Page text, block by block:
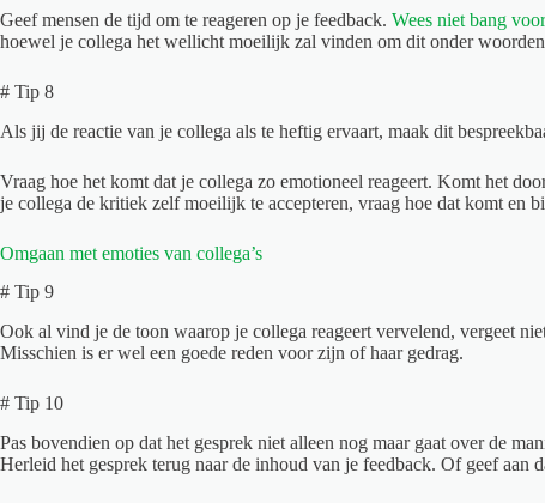
Geef mensen de tijd om te reageren op je feedback. Wees niet bang
hoewel je collega het wellicht moeilijk zal vinden om dit onder
# Tip 8
Als jij de reactie van je collega als te heftig ervaart, maak dit
Vraag hoe het komt dat je collega zo emotioneel reageert. Komt het
je collega de kritiek zelf moeilijk te accepteren, vraag hoe dat komt en
Omgaan met emoties van collega’s
# Tip 9
Ook al vind je de toon waarop je collega reageert vervelend, vergeet
Misschien is er wel een goede reden voor zijn of haar gedrag.
# Tip 10
Pas bovendien op dat het gesprek niet alleen nog maar gaat over de
Herleid het gesprek terug naar de inhoud van je feedback. Of geef aan